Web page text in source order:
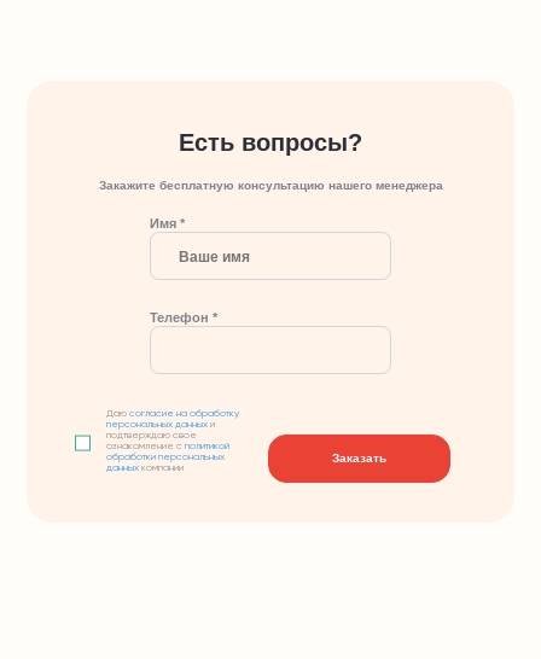
Есть вопросы?
Закажите бесплатную консультацию нашего менеджера
Имя *
Телефон *
Даюсогласие на обработку
персональных данных и
подтверждаю свое
ознакомление сполитикой
обработки персональных
данных компании
Заказать